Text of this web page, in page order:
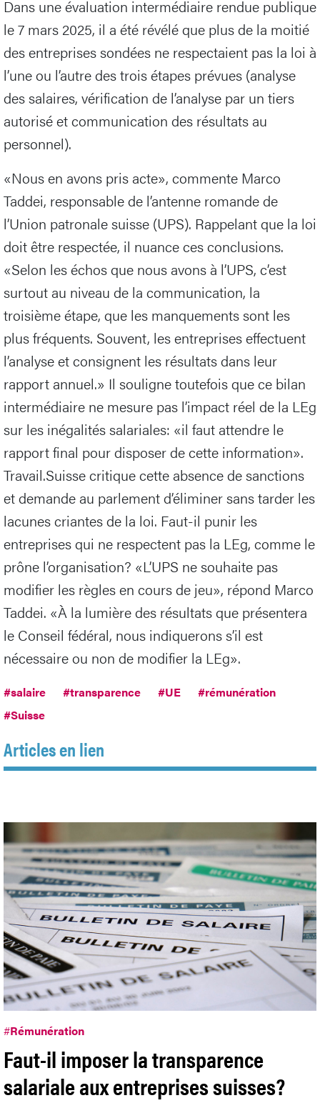
Dans une évaluation intermédiaire rendue publique
le 7 mars 2025, il a été révélé que plus de la moitié
des entreprises sondées ne respectaient pas la loi à
l’une ou l’autre des trois étapes prévues (analyse
des salaires, vérification de l’analyse par un tiers
autorisé et communication des résultats au
personnel).
«Nous en avons pris acte», commente Marco
Taddei, responsable de l’antenne romande de
l’Union patronale suisse (UPS). Rappelant que la loi
doit être respectée, il nuance ces conclusions.
«Selon les échos que nous avons à l’UPS, c’est
surtout au niveau de la communication, la
troisième étape, que les manquements sont les
plus fréquents. Souvent, les entreprises effectuent
l’analyse et consignent les résultats dans leur
rapport annuel.» Il souligne toutefois que ce bilan
intermédiaire ne mesure pas l’impact réel de la LEg
sur les inégalités salariales: «il faut attendre le
rapport final pour disposer de cette information».
Travail.Suisse critique cette absence de sanctions
et demande au parlement d’éliminer sans tarder les
lacunes criantes de la loi. Faut-il punir les
entreprises qui ne respectent pas la LEg, comme le
prône l’organisation? «L’UPS ne souhaite pas
modifier les règles en cours de jeu», répond Marco
Taddei. «À la lumière des résultats que présentera
le Conseil fédéral, nous indiquerons s’il est
nécessaire ou non de modifier la LEg».
#salaire #transparence #UE
#rémunération
#Suisse
Articles en lien
#Rémunération
Faut-il imposer la transparence
salariale aux entreprises suisses?